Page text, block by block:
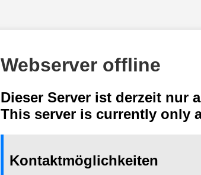
Webserver offline
Dieser Server ist derzeit nur
This server is currently only
Kontaktmöglichkeiten